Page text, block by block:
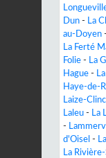
Dun - La
au-Doyen -
La Ferté
Folie - La
Hague -
Haye-de-
Laize-
Laleu - La
-
d'Oisel -
La